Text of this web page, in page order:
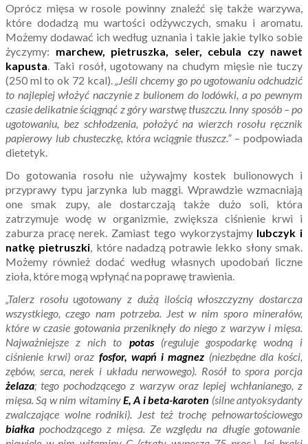
Oprócz mięsa w rosole powinny znaleźć się także warzywa,
które dodadzą mu wartości odżywczych, smaku i aromatu.
Możemy dodawać ich według uznania i takie jakie tylko sobie
życzymy: marchew, pietruszka, seler, cebula czy nawet
kapusta . Taki rosół, ugotowany na chudym mięsie nie tuczy
(250 ml to ok 72 kcal).
„Jeśli chcemy go po ugotowaniu odchudzić
to najlepiej włożyć naczynie z bulionem do lodówki, a po pewnym
czasie delikatnie ściągnąć z góry warstwę tłuszczu. Inny sposób – po
ugotowaniu, bez schłodzenia, położyć na wierzch rosołu ręcznik
papierowy lub chusteczkę, która wciągnie tłuszcz.”– podpowiada
dietetyk.
Do gotowania rosołu nie używajmy kostek bulionowych i
przyprawy typu jarzynka lub maggi. Wprawdzie wzmacniają
one smak zupy, ale dostarczają także dużo soli, która
zatrzymuje wodę w organizmie, zwiększa ciśnienie krwi i
zaburza pracę nerek. Zamiast tego wykorzystajmylubczyk i
natkę pietruszki , które nadadzą potrawie lekko słony smak.
Możemy również dodać według własnych upodobań liczne
zioła, które mogą wpłynąć na poprawę trawienia.
„Talerz rosołu ugotowany z dużą ilością włoszczyzny dostarcza
wszystkiego, czego nam potrzeba. Jest w nim sporo minerałów,
które w czasie gotowania przeniknęły do niego z warzyw i mięsa.
Najważniejsze z nich to potas(reguluje gospodarkę wodną i
ciśnienie krwi) oraz fosfor, wapń i magnez (niezbędne dla kości,
zębów, serca, nerek i układu nerwowego). Rosół to spora porcja
żelaza; tego pochodzącego z warzyw oraz lepiej wchłanianego, z
mięsa. Są w nim witaminyE, A i beta-karoten (silne antyoksydanty
zwalczające wolne rodniki). Jest też trochę pełnowartościowego
białka pochodzącego z mięsa. Ze względu na długie gotowanie